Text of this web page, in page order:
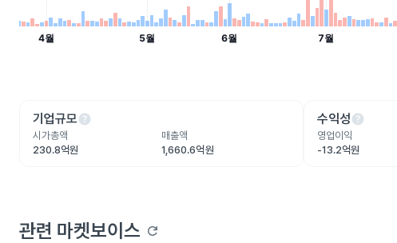
기업규모help
시가총액
230.8억원
매출액
1,660.6억원
수익성help
영업이익
-13.2억원
관련 마켓보이스 refresh